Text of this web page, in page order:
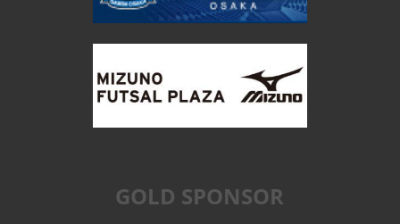
GOLD SPONSOR